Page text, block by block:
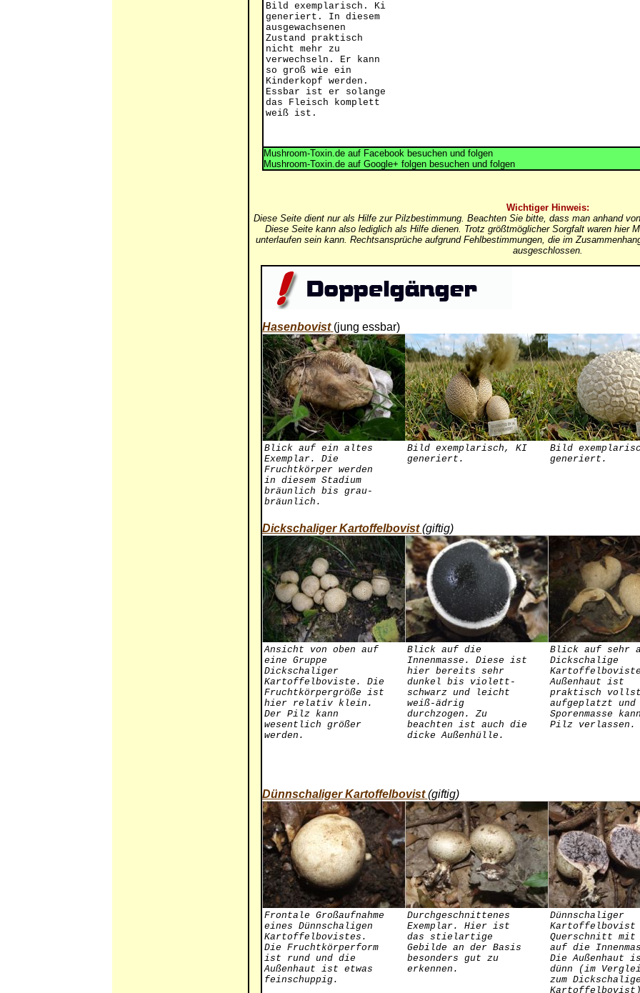
Bild exemplarisch. Ki
generiert. In diesem
ausgewachsenen
Zustand praktisch
nicht mehr zu
verwechseln. Er kann
so groß wie ein
Kinderkopf werden.
Essbar ist er solange
das Fleisch komplett
weiß ist.
Mushroom-Toxin.de auf Facebook besuchen und folgen
Mushroom-Toxin.de auf Google+ folgen besuchen und folgen
Wichtiger Hinweis:
Diese Seite dient nur als Hilfe zur Pilzbestimmung. Beachten Sie bitte, dass man anhand
Diese Seite kann also lediglich als Hilfe dienen. Trotz größtmöglicher Sorgfalt waren hier
unterlaufen sein kann. Rechtsansprüche aufgrund Fehlbestimmungen, die im
ausgeschlossen.
Hasenbovist (jung essbar)
Blick auf ein altes
Exemplar. Die
Fruchtkörper werden
in diesem Stadium
bräunlich bis grau-
bräunlich.
Bild exemplarisch, KI
generiert.
Bild
generiert.
Dickschaliger Kartoffelbovist (giftig)
Ansicht von oben auf
eine Gruppe
Dickschaliger
Kartoffelboviste. Die
Fruchtkörpergröße ist
hier relativ klein.
Der Pilz kann
wesentlich größer
werden.
Blick auf die
Innenmasse. Diese ist
hier bereits sehr
dunkel bis violett-
schwarz und leicht
weiß-ädrig
durchzogen. Zu
beachten ist auch die
dicke Außenhülle.
Blick auf sehr
Dickschalige
Außenhaut ist
praktisch
aufgeplatzt und
Sporenmasse
Pilz verlassen.
Dünnschaliger Kartoffelbovist (giftig)
Frontale Großaufnahme
eines Dünnschaligen
Kartoffelbovistes.
Die Fruchtkörperform
ist rund und die
Außenhaut ist etwas
feinschuppig.
Durchgeschnittenes
Exemplar. Hier ist
das stielartige
Gebilde an der Basis
besonders gut zu
erkennen.
Dünnschaliger
Kartoffelbovist
Querschnitt
auf die
Die Außenhaut
dünn (im
zum